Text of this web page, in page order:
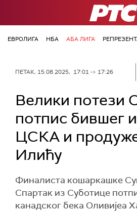
РТС
ЕВРОЛИГА НБА АБА ЛИГА
ПЕТАК, 15.08.2025, 17:01 -> 17:26
Велики потези
потпис бившег
ЦСКА и
Илићу
Финалиста кошаркашке
Спартак из Суботице
канадског бека Оливијеа